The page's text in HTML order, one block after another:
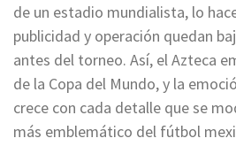
de un estadio mundialista, lo
publicidad y operación quedan
antes del torneo. Así, el Azteca
de la Copa del Mundo, y la
crece con cada detalle que se
más emblemático del fútbol